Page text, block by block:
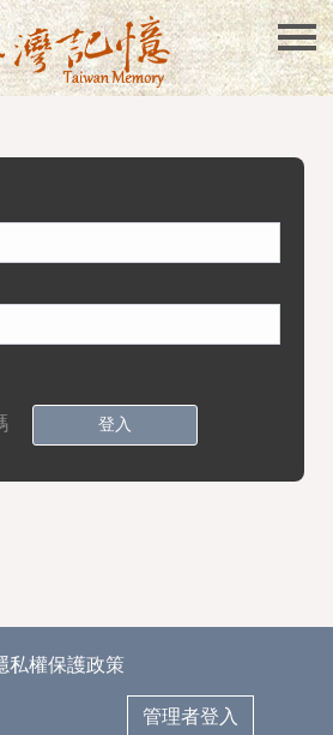
登入
私權保護政策
管理者登入